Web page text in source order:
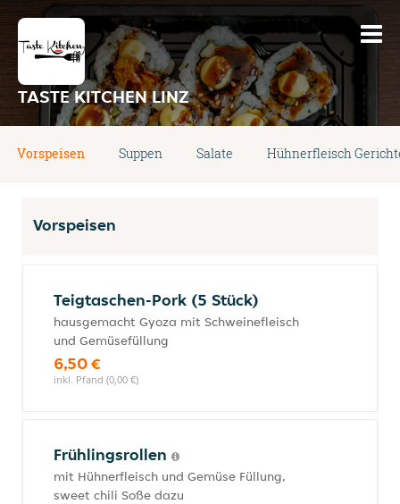
TASTE KITCHEN LINZ
Vorspeisen Suppen Salate Hühnerfleisch
Vorspeisen
Teigtaschen-Pork (5 Stück)
hausgemacht Gyoza mit Schweinefleisch
und Gemüsefüllung
6,50 €
inkl. Pfand (0,00 €)
Frühlingsrollen
mit Hühnerfleisch und Gemüse Füllung,
sweet chili Soße dazu